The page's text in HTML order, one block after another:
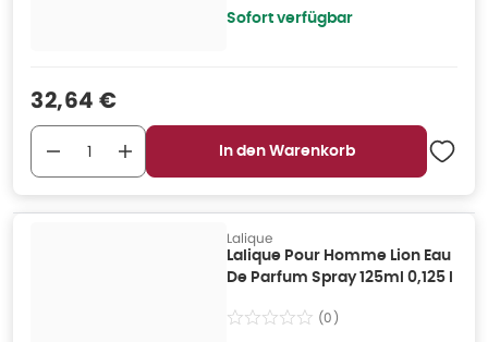
Sofort verfügbar
Verkaufspreis
32,64 €
In den Warenkorb
Lalique
Lalique Pour Homme Lion Eau
De Parfum Spray 125ml 0,125 l
(0)